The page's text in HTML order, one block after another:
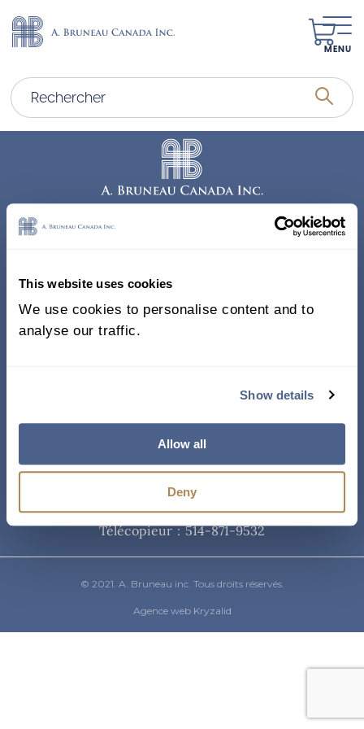
This website uses cookies
We use cookies to personalise content and to
analyse our traffic.
Show details
Allow all
Deny
MENU
338, Rue Saint-Antoine E.
Bureau 011, Montréal QC
H2Y 1A3 Canada
Téléphone
514-871-9821/ 1-800-361-8487
Télécopieur : 514-871-9532
© 2021. A. Bruneau inc. Tous droits réservés.
Agence web Kryzalid